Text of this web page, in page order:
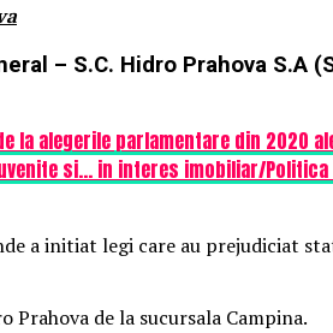
– S.C. Hidro Prahova S.A
la alegerile parlamentare din
si… in interes imobiliar/
a initiat legi care au prejudiciat
Prahova de la sucursala Campina.